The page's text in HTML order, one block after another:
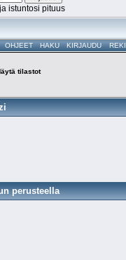
istuntosi pituus
OHJEET HAKU KIRJAUDU
tilastot
perusteella